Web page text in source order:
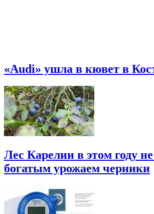
«Audi» ушла в кювет в
Лес Карелии в этом году
богатым урожаем черники